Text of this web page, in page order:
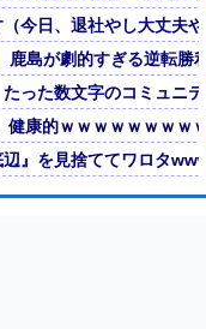
【悲報】職場で無能
Powered by livedoor 相
今日、退社やし大丈夫
鹿島が劇的すぎる逆転勝
たった数文字のコミュニ
健康的ｗｗｗｗｗｗｗｗ
辺』を見捨ててワロタ